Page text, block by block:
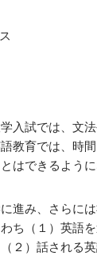
入試では、文
教育では、時
はできるように
進み、さらに
ち（１）英語
２）話される